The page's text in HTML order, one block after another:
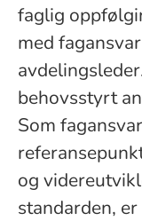
faglig
med
behovsstyrt
Som
og
standarden,